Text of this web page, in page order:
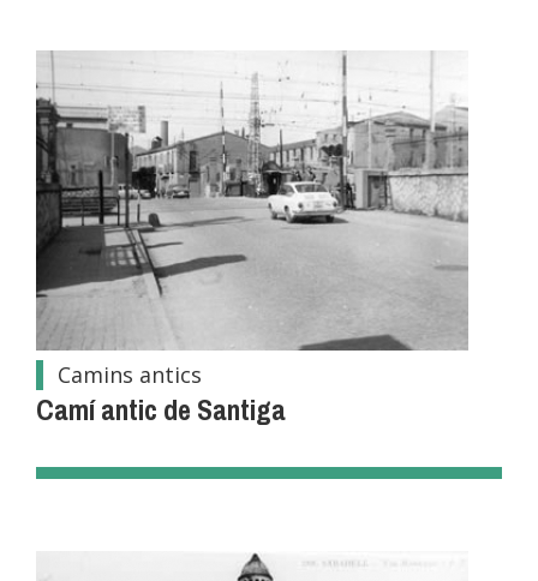
Camins antics
Camí antic de Santiga